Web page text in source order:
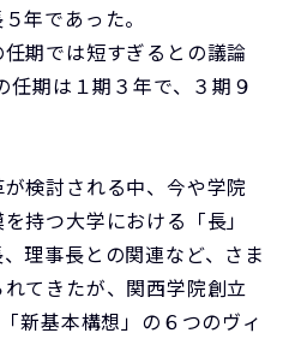
年であった。
期では短すぎるとの議論
期は１期３年で、３期９
検討される中、今や学院
持つ大学における「長」
理事長との関連など、さま
てきたが、関西学院創立
新基本構想」の６つのヴィ